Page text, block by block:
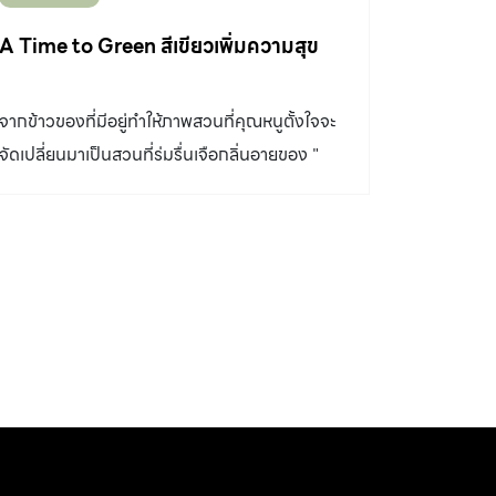
ผืนนี้ หลายตัวเลือกก็ตามมา ในที่สุดก็ตัดสินใจว่า
จะทำเป็นร้านกาแฟบรรยากาศสบายๆ เพราะทั้ง
ต้องนั่งดื่มกาแฟแบรนด์ตามร้าน แล้วที่นี่ก็เป็น
แหล่งปลูกกาแฟด้วย จึงมีความคิดว่าถ้าจะเปิดร้าน
A Time to Green สีเขียวเพิ่มความสุข
จากข้าวของที่มีอยู่ทำให้ภาพสวนที่คุณหนูตั้งใจจะ
จัดเปลี่ยนมาเป็นสวนที่ร่มรื่นเจือกลิ่นอายของ "